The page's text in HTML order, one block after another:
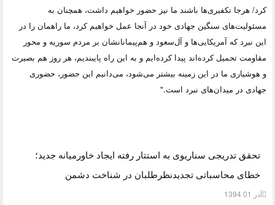
کرد/ هرجا تکفیری‌ها باشند ما نیز حضور خواهیم داشت، همچنان به
مسئولیت‌های سنگین جهادی خود در آنجا عمل خواهیم کرد، ما راهمان را در
این نبرد که آمریکایی‌ها و آل‌سعود و هم‌پیمانانشان بر مردم سوریه و محور
مقاومت تحمیل کرده‌اند پیدا کرده‌ایم و به این راه پایبندیم، هر روز هم بصیرت
و هوشیاری ما در این زمینه بیشتر می‌شود، می‌دانیم این حضور، حضوری
جهادی در میدان‌های نبرد است."
تحقق تدریجی سناریوی به استتار رفته ایجاد خاورمیانه جدید؛
خطای محاسباتی تجدیدنظرطلبان در شناخت دشمن
آذر 01 1394